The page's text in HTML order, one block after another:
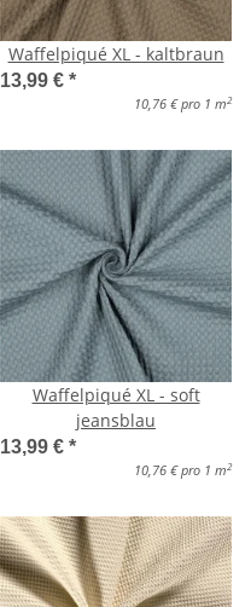
Waffelpiqué XL - kaltbraun
13,99 € *
10,76 € pro 1 m 2
Waffelpiqué XL - soft
jeansblau
13,99 € *
10,76 € pro 1 m 2